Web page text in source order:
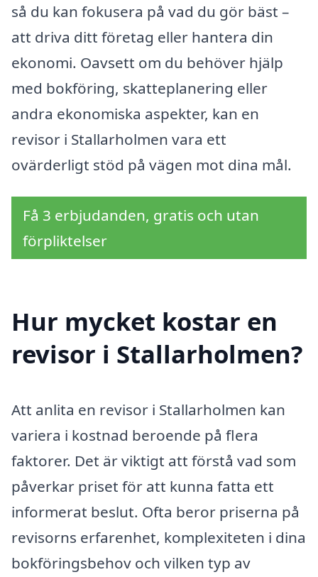
så du kan fokusera på vad du gör bäst –
att driva ditt företag eller hantera din
ekonomi. Oavsett om du behöver hjälp
med bokföring, skatteplanering eller
andra ekonomiska aspekter, kan en
revisor i Stallarholmen vara ett
ovärderligt stöd på vägen mot dina mål.
Få 3 erbjudanden, gratis och utan
förpliktelser
Hur mycket kostar en
revisor i Stallarholmen?
Att anlita en revisor i Stallarholmen kan
variera i kostnad beroende på flera
faktorer. Det är viktigt att förstå vad som
påverkar priset för att kunna fatta ett
informerat beslut. Ofta beror priserna på
revisorns erfarenhet, komplexiteten i dina
bokföringsbehov och vilken typ av